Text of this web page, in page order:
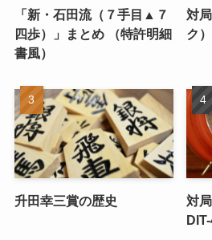
「新・石田流（７手目▲７
四歩）」まとめ （特許明細
書風）
対
ク
升田幸三賞の歴史
対